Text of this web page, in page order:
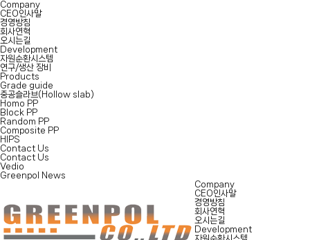
Company
CEO인사말
경영방침
회사연혁
오시는길
Development
자원순환시스템
연구/생산 장비
Products
Grade guide
중공슬라브(Hollow slab)
Homo PP
Block PP
Random PP
Composite PP
HIPS
Contact Us
Contact Us
Vedio
Greenpol News
Company
CEO인사말
경영방침
회사연혁
오시는길
Development